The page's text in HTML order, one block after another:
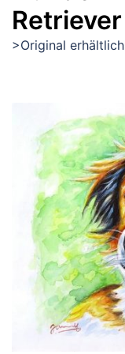
Retriever
>Original